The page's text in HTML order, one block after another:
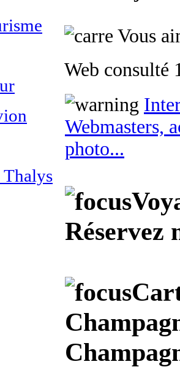
Vous
Web consulté
Webmasters,
photo...
Réservez